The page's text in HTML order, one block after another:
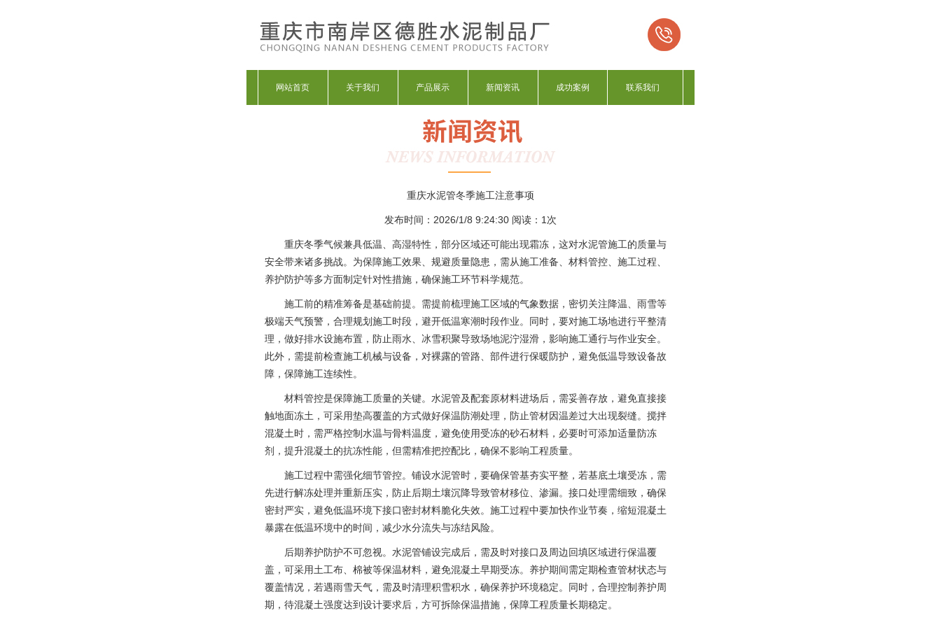
网站首页 关于我们 产品展示 新闻资讯 成功案例 联系我们
重庆水泥管冬季施工注意事项
发布时间：2026/1/8 9:24:30 阅读： 1次
重庆冬季气候兼具低温、高湿特性，部分区域还可能出现霜冻，这对水泥管施工的质量与
安全带来诸多挑战。为保障施工效果、规避质量隐患，需从施工准备、材料管控、施工过程、
养护防护等多方面制定针对性措施，确保施工环节科学规范。
施工前的精准筹备是基础前提。需提前梳理施工区域的气象数据，密切关注降温、雨雪等
极端天气预警，合理规划施工时段，避开低温寒潮时段作业。同时，要对施工场地进行平整清
理，做好排水设施布置，防止雨水、冰雪积聚导致场地泥泞湿滑，影响施工通行与作业安全。
此外，需提前检查施工机械与设备，对裸露的管路、部件进行保暖防护，避免低温导致设备故
障，保障施工连续性。
材料管控是保障施工质量的关键。水泥管及配套原材料进场后，需妥善存放，避免直接接
触地面冻土，可采用垫高覆盖的方式做好保温防潮处理，防止管材因温差过大出现裂缝。搅拌
混凝土时，需严格控制水温与骨料温度，避免使用受冻的砂石材料，必要时可添加适量防冻
剂，提升混凝土的抗冻性能，但需精准把控配比，确保不影响工程质量。
施工过程中需强化细节管控。铺设水泥管时，要确保管基夯实平整，若基底土壤受冻，需
先进行解冻处理并重新压实，防止后期土壤沉降导致管材移位、渗漏。接口处理需细致，确保
密封严实，避免低温环境下接口密封材料脆化失效。施工过程中要加快作业节奏，缩短混凝土
暴露在低温环境中的时间，减少水分流失与冻结风险。
后期养护防护不可忽视。水泥管铺设完成后，需及时对接口及周边回填区域进行保温覆
盖，可采用土工布、棉被等保温材料，避免混凝土早期受冻。养护期间需定期检查管材状态与
覆盖情况，若遇雨雪天气，需及时清理积雪积水，确保养护环境稳定。同时，合理控制养护周
期，待混凝土强度达到设计要求后，方可拆除保温措施，保障工程质量长期稳定。